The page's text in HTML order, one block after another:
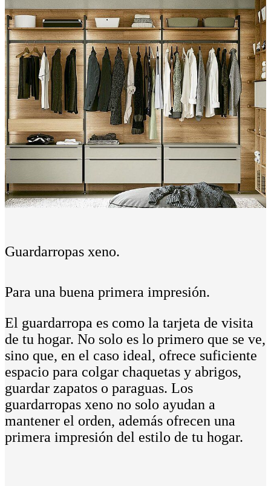
Guardarropas xeno.
Para una buena primera impresión.
El guardarropa es como la tarjeta de visita
de tu hogar. No solo es lo primero que se ve,
sino que, en el caso ideal, ofrece suficiente
espacio para colgar chaquetas y abrigos,
guardar zapatos o paraguas. Los
guardarropas xeno no solo ayudan a
mantener el orden, además ofrecen una
primera impresión del estilo de tu hogar.